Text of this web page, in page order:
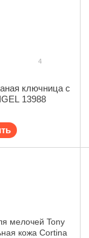
4
ключница с
13988